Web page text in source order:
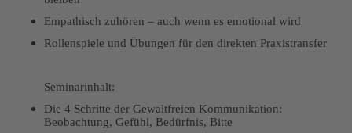
Empathisch zuhören – auch wenn es emotional wird
Rollenspiele und Übungen für den direkten Praxistransfer
Seminarinhalt:
Die 4 Schritte der Gewaltfreien Kommunikation:
Beobachtung, Gefühl, Bedürfnis, Bitte